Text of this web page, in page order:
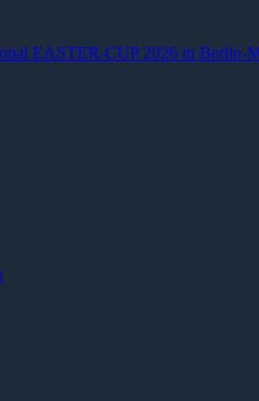
EASTER-CUP 2026 in Berlin-